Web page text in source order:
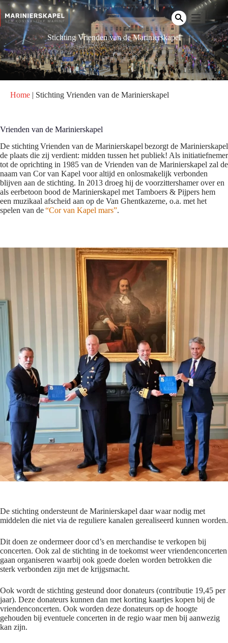
Ga
naar
de
inhoud
Stichting Vrienden van de Marinierskapel
Home | Stichting Vrienden van de Marinierskapel
Vrienden van de Marinierskapel
De stichting Vrienden van de Marinierskapel bezorgt de Marinierskapel
de plaats die zij verdient: midden tussen het publiek! Als initiatiefnemer
tot de oprichting in 1985 van de Vrienden van de Marinierskapel zal de
naam van Cor van Kapel voor altijd en onlosmakelijk verbonden
blijven aan de stichting. In 2013 droeg hij de voorzittershamer over en
als eerbetoon bood de Marinierskapel met Tamboers & Pijpers hem
een muzikaal afscheid aan op de Van Ghentkazerne, o.a. met het
spelen van de“Cor van Kapel mars”.
De stichting ondersteunt de Marinierskapel daar waar nodig met
middelen die niet via de reguliere kanalen gerealiseerd kunnen worden.
Dit doen ze ondermeer door cd’s en merchandise te verkopen bij
concerten. Ook zal de stichting in de toekomst weer vriendenconcerten
gaan organiseren waarbij ook goede doelen worden betrokken die
sterk verbonden zijn met de krijgsmacht.
Ook wordt de stichting gesteund door donateurs (contributie 19,45 per
jaar). Deze donateurs kunnen dan met korting kaartjes kopen bij de
vriendenconcerten. Ook worden deze donateurs op de hoogte
gehouden bij eventuele concerten in de regio waar men bij aanwezig
kan zijn.